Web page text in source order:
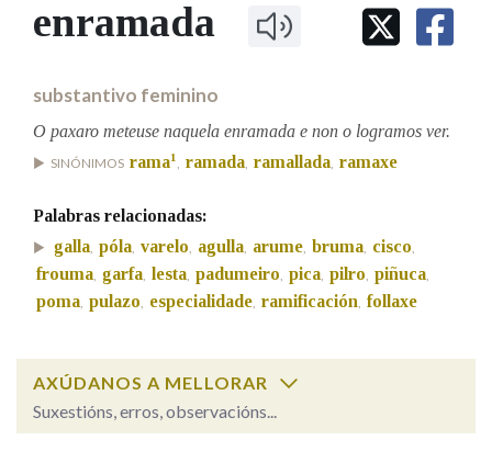
IDENTIDADE CORPORATIVA
MARCIAL DEL ADALID
FIGURAS HOMENAXEADAS
PRIMAVERA DAS LETRAS
PORTAL DAS PALABRAS
Facebook
TwitterYoutubeInstagram
Bluesky
BUSCAR NOS LEMAS
Remata por
Contén
Nas definicións
enramada
substantivo feminino
O paxaro meteuse naquela enramada e non o logramos ver.
SINÓNIMOS rama1, ramada, ramallada, ramaxe
Palabras relacionadas:
galla, póla, varelo, agulla, arume, bruma, cisco,
frouma, garfa, lesta, padumeiro, pica, pilro, piñuca,
poma, pulazo, especialidade, ramificación, follaxe
AXÚDANOS A MELLORAR
Suxestións, erros, observacións...